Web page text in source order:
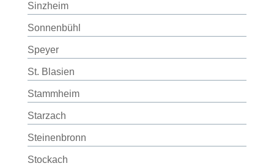
Sinzheim
Sonnenbühl
Speyer
St. Blasien
Stammheim
Starzach
Steinenbronn
Stockach